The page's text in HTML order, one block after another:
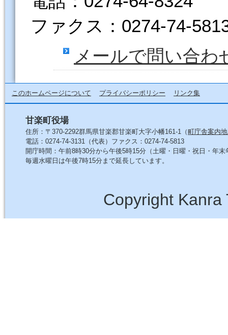
ファクス：0274-74-
メールで問い合わ
このホームページについて プライバシーポリシー リンク集
甘楽町役場
住所：〒370-2292群馬県甘楽郡甘楽町大字小幡161-1（町庁舎案内
電話：0274-74-3131（代表）ファクス：0274-74-5813
開庁時間：午前8時30分から午後5時15分（土曜・日曜・祝日・年末
毎週水曜日は午後7時15分まで延長しています。
Copyright Kanra